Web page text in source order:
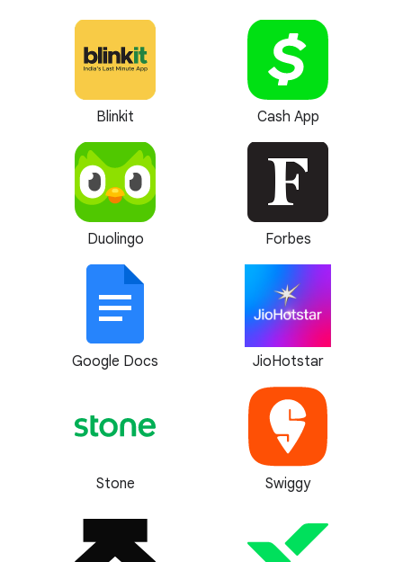
Blinkit Cash App
Duolingo Forbes
Google Docs JioHotstar
Stone Swiggy